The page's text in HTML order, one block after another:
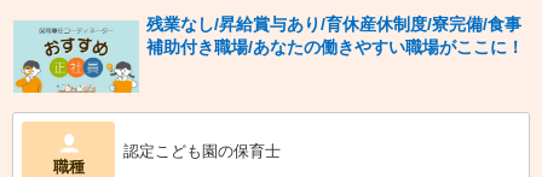
残業なし/昇給賞与あり/育休産休制度/寮完備/食事
補助付き職場/あなたの働きやすい職場がここに！
職種
認定こども園の保育士